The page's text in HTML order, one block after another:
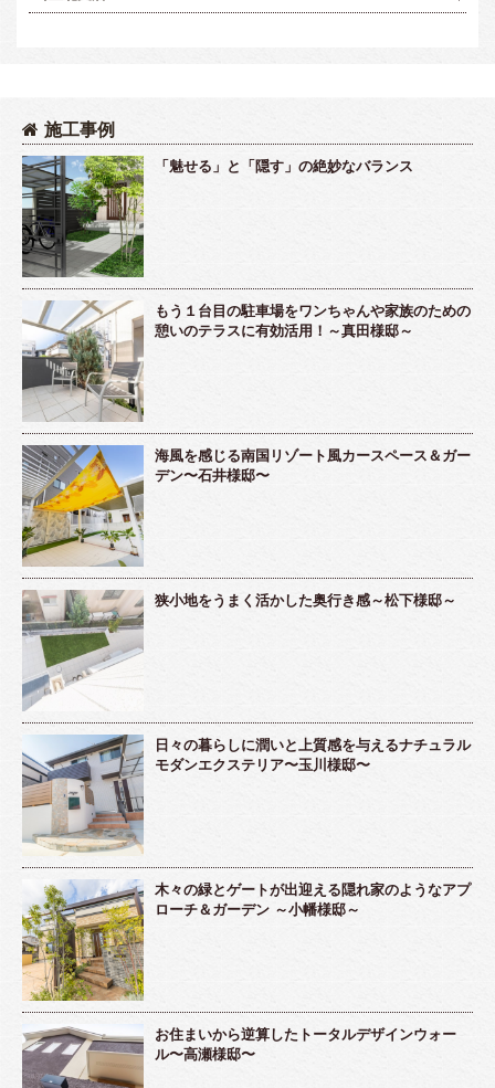
施工事例
「魅せる」と「隠す」の絶妙なバランス
もう１台目の駐車場をワンちゃんや家族のための
憩いのテラスに有効活用！～真田様邸～
海風を感じる南国リゾート風カースペース＆ガー
デン〜石井様邸〜
狭小地をうまく活かした奥行き感～松下様邸～
日々の暮らしに潤いと上質感を与えるナチュラル
モダンエクステリア〜玉川様邸〜
木々の緑とゲートが出迎える隠れ家のようなアプ
ローチ＆ガーデン ～小幡様邸～
お住まいから逆算したトータルデザインウォー
ル〜高瀬様邸〜